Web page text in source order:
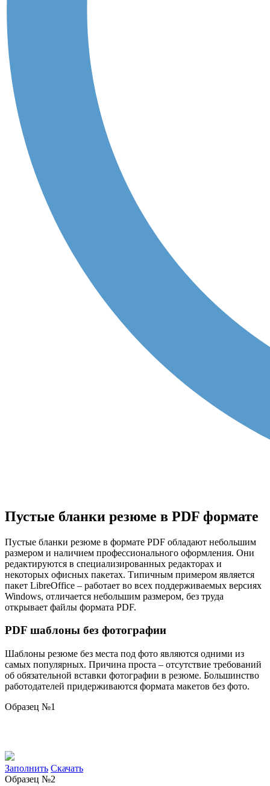
Пустые бланки резюме в PDF формате
Пустые бланки резюме в формате PDF обладают небольшим
размером и наличием профессионального оформления. Они
редактируются в специализированных редакторах и
некоторых офисных пакетах. Типичным примером является
пакет LibreOffice – работает во всех поддерживаемых версиях
Windows, отличается небольшим размером, без труда
открывает файлы формата PDF.
PDF шаблоны без фотографии
Шаблоны резюме без места под фото являются одними из
самых популярных. Причина проста – отсутствие требований
об обязательной вставки фотографии в резюме. Большинство
работодателей придерживаются формата макетов без фото.
Образец №1
Заполнить Скачать
Образец №2